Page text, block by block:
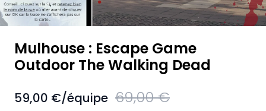
Mulhouse : Escape Game
Outdoor The Walking Dead
59,00 €/équipe 69,00 €